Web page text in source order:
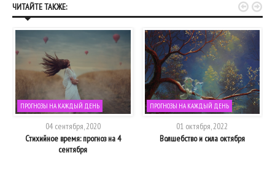
ЧИТАЙТЕ ТАКЖЕ:
ПРОГНОЗЫ НА КАЖДЫЙ ДЕНЬ
04 сентября, 2020
Стихийное время: прогноз на 4
сентября
ПРОГНОЗЫ НА КАЖДЫЙ ДЕНЬ
01 октября, 2022
Волшебство и сила октября
 